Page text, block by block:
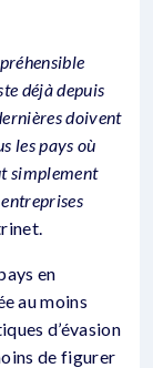
déjà depuis
doivent
les pays où
simplement
en
au moins
d’évasion
de figurer